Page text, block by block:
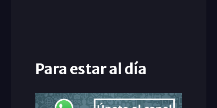
Para estar al día